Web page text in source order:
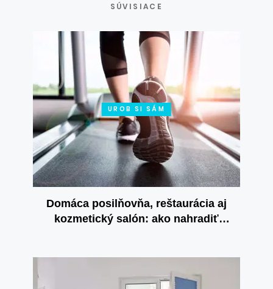
SÚVISIACE
UROB SI SÁM
Domáca posilňovňa, reštaurácia aj
kozmetický salón: ako nahradiť